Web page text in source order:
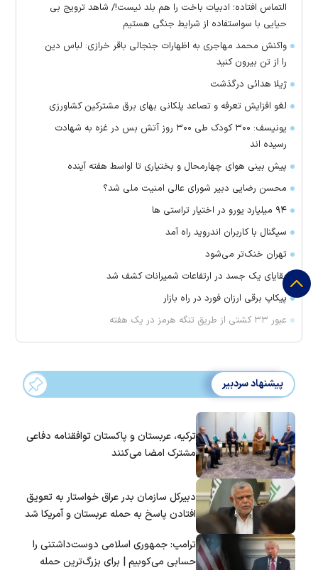
التماس افتاده؛ ادبیات باخت را هم بلد نیست!/ شاهد ترویج بی
حیایی با سواستفاده از شرایط جنگی هستیم
واکنش محمد مهاجری به اظهارات جنجالی باقر خرازی: لباس دین
را از تن بیرون کنید
ژیلا هدائی درگذشت
لغو افزایش تعرفه و تصاعد پلکانی بهای برق مشترکین کشاورزی
یونیسف: ۳۰۰ کودک طی ۳۰۰ روز آتش بس در غزه به شهادت
رسیده اند
پیش بینی هوای چهارمحال و بختیاری تا اواسط هفته آینده
محسن رضایی دبیر شورای عالی امنیت ملی شد؟
۹۴ میلیارد یورو در اختیار تراستی ها
سیگنال با کاربران اندروید راه آمد
تهران خنک‌تر می‌شود
بقایای یک جسد در ارتفاعات شمیرانات کشف شد
پیکاپ برقی ارزان فورد در راه بازار
عبور ۳۳ کشتی از طریق تنگه هرمز در یک هفته
پیشنهاد سردبیر
ترکیه، عربستان و پاکستان توافقنامه دفاعی
مشترک امضا می‌کنند
دبیرکل سازمان بدر عراق خواستار به تعویق
افتادن پاسخ به حمله عربستان و آمریکا شد
ترامپ: جمهوری اسلامی دوست‌داشتنی را
حسابی می‌کوبیم | برای بزرگ‌ترین حمله